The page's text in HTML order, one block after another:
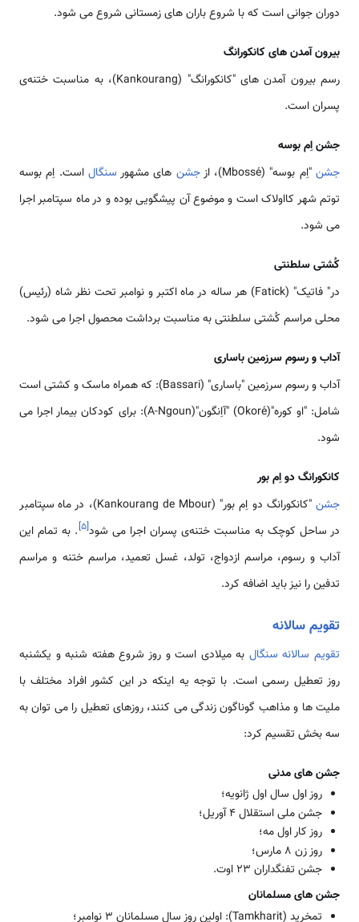
دوران جوانی است که با شروع باران های زمستانی شروع می شود.
بیرون آمدن های کانکورانگ
رسم بیرون آمدن های "کانکورانگ" (Kankourang)، به مناسبت ختنه‌ی
پسران است.
جشن اِم بوسه
جشن"اِم بوسه" (Mbossé)، از جشن های مشهور سنگال است. اِم بوسه
توتم شهر کااولاک است و موضوع آن پیشگویی بوده و در ماه سپتامبر اجرا
می شود.
کُشتی سلطنتی
در" فاتیک" (Fatick) هر ساله در ماه اکتبر و نوامبر تحت نظر شاه (رئیس)
محلی مراسم کُشتی سلطنتی به مناسبت برداشت محصول اجرا می شود.
آداب و رسوم سرزمین باساری
آداب و رسوم سرزمین "باساری" (Bassari): که همراه ماسک و کشتی است
شامل: "او کوره"(Okoré) "آاِنگون"(A-Ngoun): برای کودکان بیمار اجرا می
شود.
کانکورانگ دو اِم بور
جشن
"کانکورانگ دو اِم بور" (Kankourang de Mbour)، در ماه سپتامبر
در ساحل کوچک به مناسبت ختنه‌ی پسران اجرا می شود[۵]. به تمام این
آداب و رسوم، مراسم ازدواج، تولد، غسل تعمید، مراسم ختنه و مراسم
تدفین را نیز باید اضافه کرد.
تقویم سالانه
تقویم سالانه سنگال به میلادی است و روز شروع هفته شنبه و یکشنبه
روز تعطیل رسمی است. با توجه یه اینکه در این کشور افراد مختلف با
ملیت ها و مذاهب گوناگون زندگی می کنند، روزهای تعطیل را می توان به
سه بخش تقسیم کرد:
جشن های مدنی
روز اول سال اول ژانویه؛
جشن ملی استقلال 4 آوریل؛
روز کار اول مه؛
روز زن 8 مارس؛
جشن تفنگداران 23 اوت.
جشن های مسلمانان
تمخرید (Tamkharit): اولین روز سال مسلمانان 3 نوامبر؛